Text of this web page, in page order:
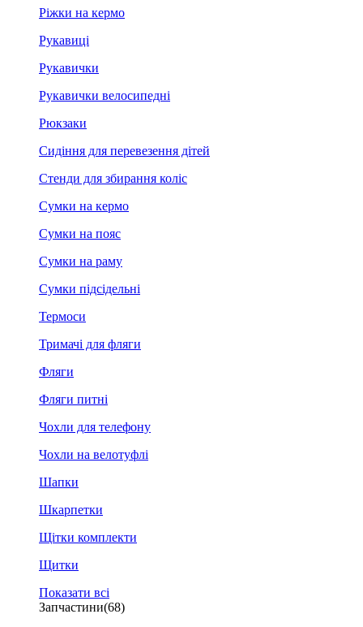
Ріжки на кермо
Рукавиці
Рукавички
Рукавички велосипедні
Рюкзаки
Сидіння для перевезення дітей
Стенди для збирання коліс
Сумки на кермо
Сумки на пояс
Сумки на раму
Сумки підсідельні
Термоси
Тримачі для фляги
Фляги
Фляги питні
Чохли для телефону
Чохли на велотуфлі
Шапки
Шкарпетки
Щітки комплекти
Щитки
Показати всі
Запчастини(68)